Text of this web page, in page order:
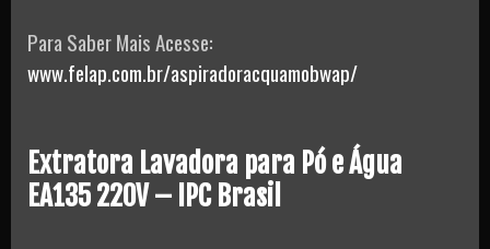
Para Saber Mais Acesse:
www.felap.com.br/aspiradoracquamobwap/
Extratora Lavadora para Pó e Água
EA135 220V – IPC Brasil